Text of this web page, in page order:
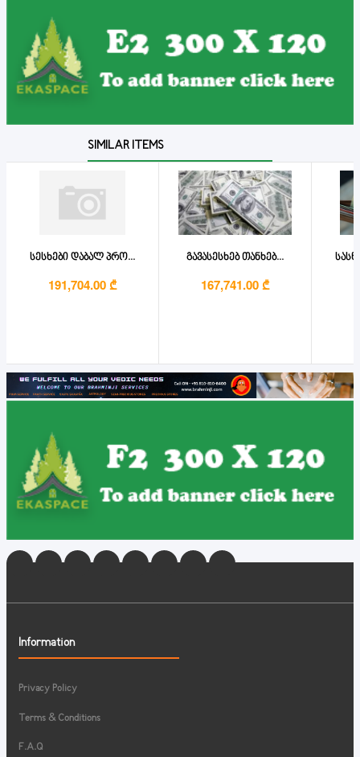
SIMILAR ITEMS
სესხები დაბალ პრო...
191,704.00 ₾
გავასესხებ თანხებ...
167,741.00 ₾
Information
Privacy Policy
Terms & Conditions
F.A.Q